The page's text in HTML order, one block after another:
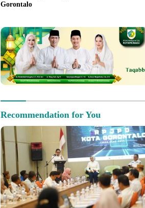
Gorontalo
Recommendation for You